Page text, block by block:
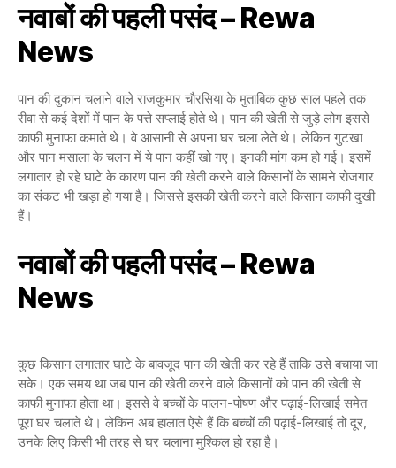
नवाबों की पहली पसंद – Rewa
News
पान की दुकान चलाने वाले राजकुमार चौरसिया के मुताबिक कुछ साल पहले तक
रीवा से कई देशों में पान के पत्ते सप्लाई होते थे। पान की खेती से जुड़े लोग इससे
काफी मुनाफा कमाते थे। वे आसानी से अपना घर चला लेते थे। लेकिन गुटखा
और पान मसाला के चलन में ये पान कहीं खो गए। इनकी मांग कम हो गई। इसमें
लगातार हो रहे घाटे के कारण पान की खेती करने वाले किसानों के सामने रोजगार
का संकट भी खड़ा हो गया है। जिससे इसकी खेती करने वाले किसान काफी दुखी
हैं।
नवाबों की पहली पसंद – Rewa
News
कुछ किसान लगातार घाटे के बावजूद पान की खेती कर रहे हैं ताकि उसे बचाया जा
सके। एक समय था जब पान की खेती करने वाले किसानों को पान की खेती से
काफी मुनाफा होता था। इससे वे बच्चों के पालन-पोषण और पढ़ाई-लिखाई समेत
पूरा घर चलाते थे। लेकिन अब हालात ऐसे हैं कि बच्चों की पढ़ाई-लिखाई तो दूर,
उनके लिए किसी भी तरह से घर चलाना मुश्किल हो रहा है।